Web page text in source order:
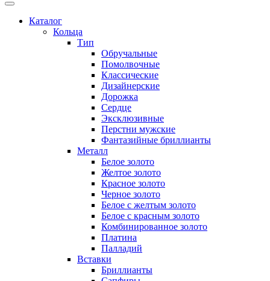
Каталог
Кольца
Тип
Обручальные
Помолвочные
Классические
Дизайнерские
Дорожка
Сердце
Эксклюзивные
Перстни мужские
Фантазийные бриллианты
Металл
Белое золото
Желтое золото
Красное золото
Черное золото
Белое с желтым золото
Белое с красным золото
Комбинированное золото
Платина
Палладий
Вставки
Бриллианты